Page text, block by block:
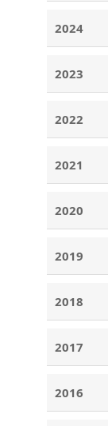
2024
2023
2022
2021
2020
2019
2018
2017
2016